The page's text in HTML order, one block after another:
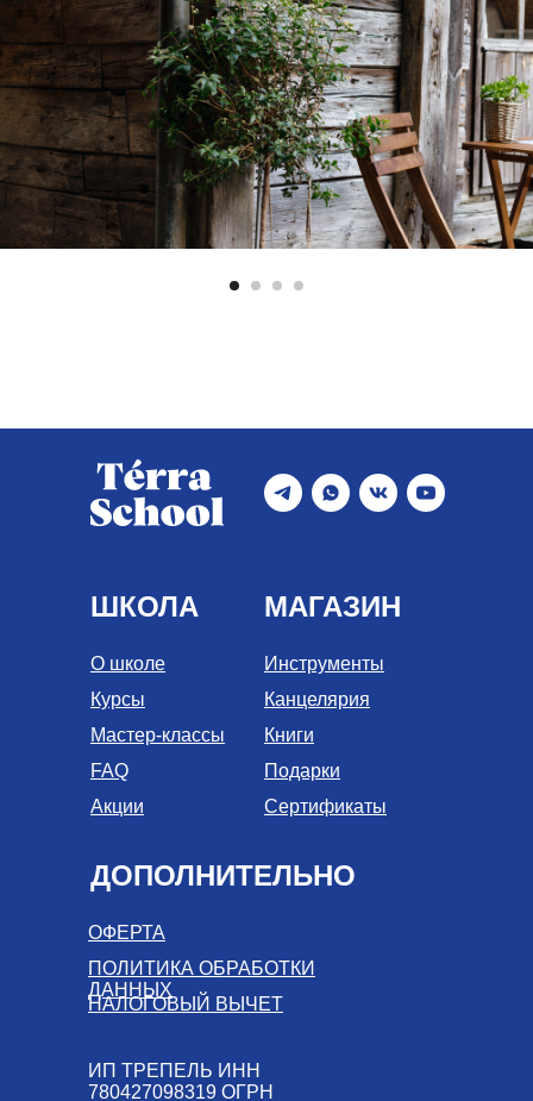
Инструменты
Канцелярия
Подарки
Книги
Сертификаты
МАГАЗИН
ИП ТРЕПЕЛЬ ИНН
780427098319 ОГРН
Курсы
О школе
Мастер-классы
FAQ
Акции
ШКОЛА
ОФЕРТА
ПОЛИТИКА ОБРАБОТКИ
ДАННЫХ
ДОПОЛНИТЕЛЬНО
НАЛОГОВЫЙ ВЫЧЕТ